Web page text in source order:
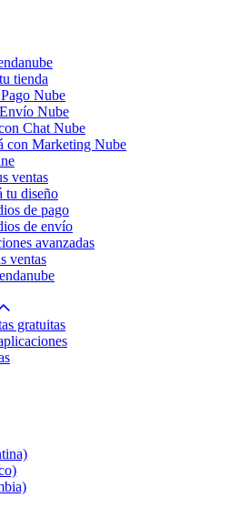
tienda
Nube
Nube
Chat Nube
con Marketing Nube
ventas
tu diseño
de pago
de envío
avanzadas
ventas
gratuitas